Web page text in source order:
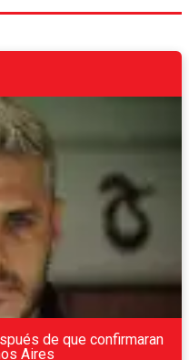
de que confirmaran
Aires